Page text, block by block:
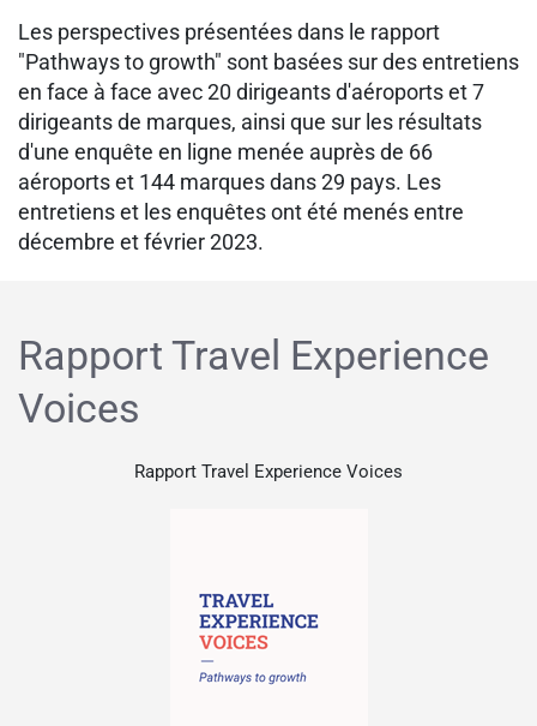
Les perspectives présentées dans le rapport
"Pathways to growth" sont basées sur des entretiens
en face à face avec 20 dirigeants d'aéroports et 7
dirigeants de marques, ainsi que sur les résultats
d'une enquête en ligne menée auprès de 66
aéroports et 144 marques dans 29 pays. Les
entretiens et les enquêtes ont été menés entre
décembre et février 2023.
Rapport Travel Experience
Voices
Rapport Travel Experience Voices